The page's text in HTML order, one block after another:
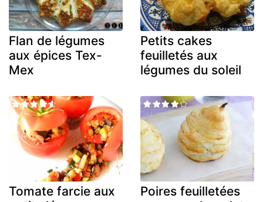
Flan de légumes
aux épices Tex-
Mex
Petits cakes
feuilletés aux
légumes du soleil
Tomate farcie aux
Poires feuilletées